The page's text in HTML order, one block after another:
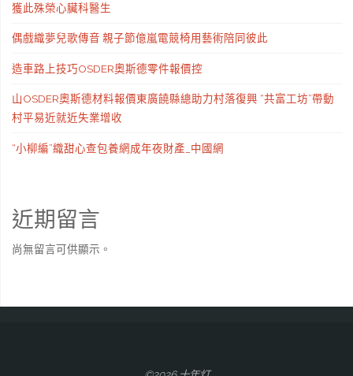
獲此殊榮心臟科醫生
偶戲織夢兒歌傳音 親子節億嵐電競椅用藝術陪同彼此
造車路上技巧OSDER奧斯德零件報價控
山OSDER奧斯德材料報價東廣饒縣總助力村落復興 “共富工坊”帶動
村平易近就近失業增收
“小柳編”織甜心查包養網成年夜財產_中國網
近期留言
尚無留言可供顯示。